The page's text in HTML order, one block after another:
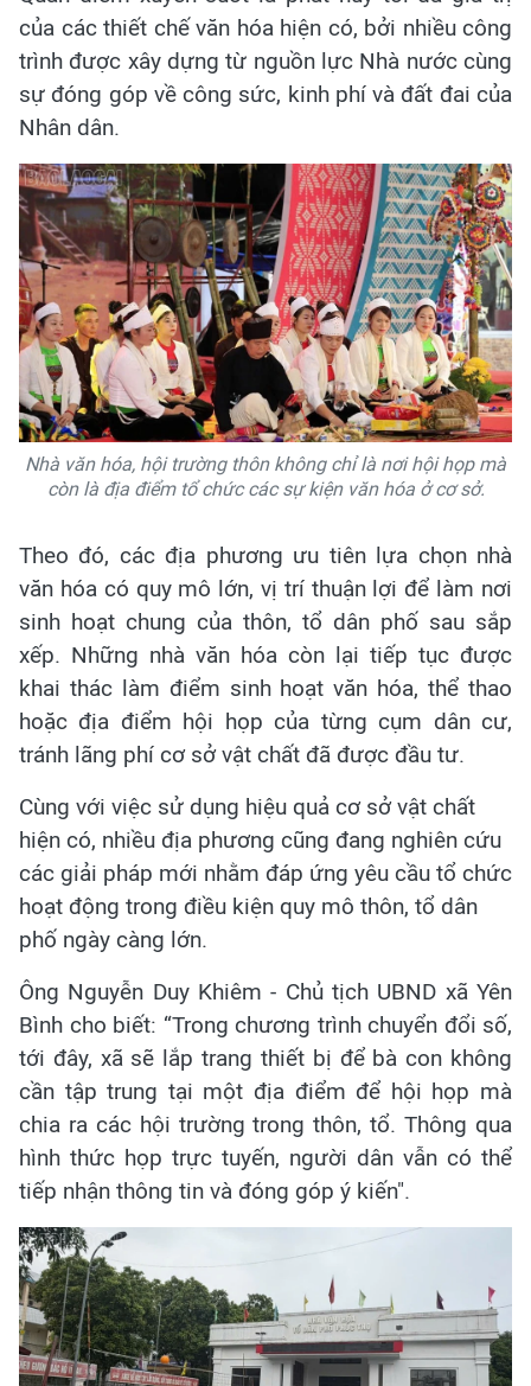
của các thiết chế văn hóa hiện có, bởi nhiều công
trình được xây dựng từ nguồn lực Nhà nước cùng
sự đóng góp về công sức, kinh phí và đất đai của
Nhân dân.
Nhà văn hóa, hội trường thôn không chỉ là nơi hội họp mà
còn là địa điểm tổ chức các sự kiện văn hóa ở cơ sở.
Theo đó, các địa phương ưu tiên lựa chọn nhà
văn hóa có quy mô lớn, vị trí thuận lợi để làm nơi
sinh hoạt chung của thôn, tổ dân phố sau sắp
xếp. Những nhà văn hóa còn lại tiếp tục được
khai thác làm điểm sinh hoạt văn hóa, thể thao
hoặc địa điểm hội họp của từng cụm dân cư,
tránh lãng phí cơ sở vật chất đã được đầu tư.
Cùng với việc sử dụng hiệu quả cơ sở vật chất
hiện có, nhiều địa phương cũng đang nghiên cứu
các giải pháp mới nhằm đáp ứng yêu cầu tổ chức
hoạt động trong điều kiện quy mô thôn, tổ dân
phố ngày càng lớn.
Ông Nguyễn Duy Khiêm - Chủ tịch UBND xã Yên
Bình cho biết: “Trong chương trình chuyển đổi số,
tới đây, xã sẽ lắp trang thiết bị để bà con không
cần tập trung tại một địa điểm để hội họp mà
chia ra các hội trường trong thôn, tổ. Thông qua
hình thức họp trực tuyến, người dân vẫn có thể
tiếp nhận thông tin và đóng góp ý kiến".